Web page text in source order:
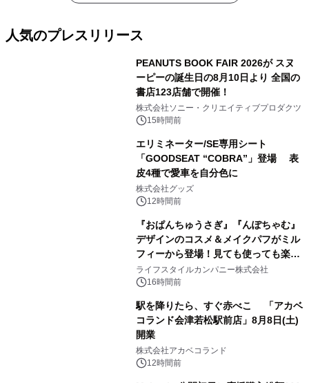
人気のプレスリリース
PEANUTS BOOK FAIR 2026が スヌ
ーピーの誕生日の8月10日より 全国の
書店123店舗で開催！
株式会社ソニー・クリエイティブプロダクツ
15時間前
エリミネーター/SE専用シート
「GOODSEAT “COBRA”」登場 表
皮4種で愛車を自分色に
株式会社グッズ
12時間前
『おぱんちゅうさぎ』『んぽちゃむ』
デザインのコスメ＆メイクパフがミル
フィーから登場！見ても使っても楽し
い、ポップでキュートなコレクショ
ン。
ライフスタイルカンパニー株式会社
16時間前
駅を降りたら、すぐ赤べこ 「アカベ
コランド会津若松駅前店」8月8日(土)
開業
株式会社アカベコランド
12時間前